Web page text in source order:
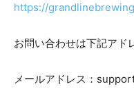
https://
お問い合わせは下記アド
メールアドレス：